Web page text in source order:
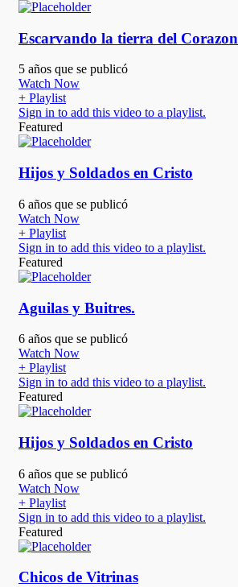
Escarvando la tierra del Corazon
5 años que se publicó
Watch Now
+ Playlist
Sign in to add this video to a playlist.
Featured
Hijos y Soldados en Cristo
6 años que se publicó
Watch Now
+ Playlist
Sign in to add this video to a playlist.
Featured
Aguilas y Buitres.
6 años que se publicó
Watch Now
+ Playlist
Sign in to add this video to a playlist.
Featured
Hijos y Soldados en Cristo
6 años que se publicó
Watch Now
+ Playlist
Sign in to add this video to a playlist.
Featured
Chicos de Vitrinas